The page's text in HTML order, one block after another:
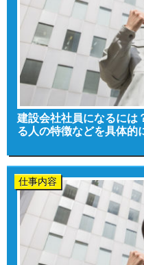
建設会社社員になるには
る人の特徴などを具体的
仕事内容